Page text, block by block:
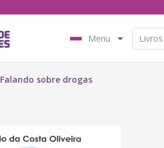
Menu
Falando sobre drogas